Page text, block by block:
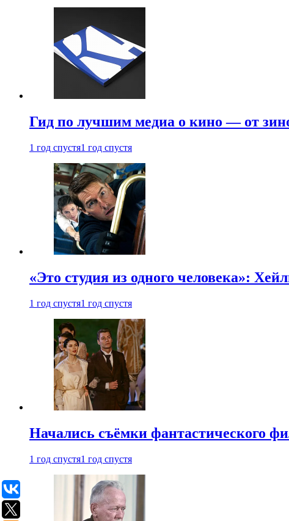
Гид по лучшим медиа о кино — от
1 год спустя1 год спустя
«Это студия из одного человека»:
1 год спустя1 год спустя
Начались съёмки фантастического
1 год спустя1 год спустя